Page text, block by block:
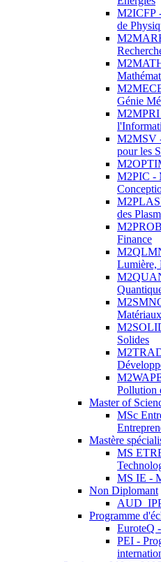
M2ICFP
de
Génie
M2MPRI
M2MSV
pour les
M2PIC -
des
Finance
Lumière,
Solides
Pollution
Master of
MSc
Mastère
MS
MS IE -
Non Diplomant
Programme
EuroteQ
PEI -